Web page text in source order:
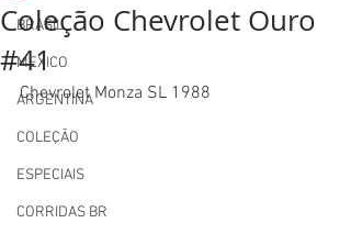
BRASIL
MEXICO
ARGENTINA
COLEÇÃO
ESPECIAIS
CORRIDAS BR
Coleção Chevrolet Ouro
#41
Chevrolet Monza SL 1988